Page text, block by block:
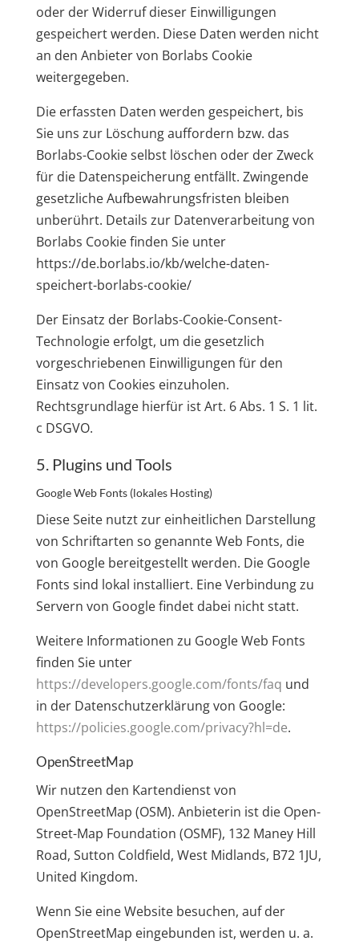
oder der Widerruf dieser Einwilligungen
gespeichert werden. Diese Daten werden nicht
an den Anbieter von Borlabs Cookie
weitergegeben.
Die erfassten Daten werden gespeichert, bis
Sie uns zur Löschung auffordern bzw. das
Borlabs-Cookie selbst löschen oder der Zweck
für die Datenspeicherung entfällt. Zwingende
gesetzliche Aufbewahrungsfristen bleiben
unberührt. Details zur Datenverarbeitung von
Borlabs Cookie finden Sie unter
https://de.borlabs.io/kb/welche-daten-
speichert-borlabs-cookie/
Der Einsatz der Borlabs-Cookie-Consent-
Technologie erfolgt, um die gesetzlich
vorgeschriebenen Einwilligungen für den
Einsatz von Cookies einzuholen.
Rechtsgrundlage hierfür ist Art. 6 Abs. 1 S. 1 lit.
c DSGVO.
5. Plugins und Tools
Google Web Fonts (lokales Hosting)
Diese Seite nutzt zur einheitlichen Darstellung
von Schriftarten so genannte Web Fonts, die
von Google bereitgestellt werden. Die Google
Fonts sind lokal installiert. Eine Verbindung zu
Servern von Google findet dabei nicht statt.
Weitere Informationen zu Google Web Fonts
finden Sie unter
https://developers.google.com/fonts/faq und
in der Datenschutzerklärung von Google:
https://policies.google.com/privacy?hl=de.
OpenStreetMap
Wir nutzen den Kartendienst von
OpenStreetMap (OSM). Anbieterin ist die Open-
Street-Map Foundation (OSMF), 132 Maney Hill
Road, Sutton Coldfield, West Midlands, B72 1JU,
United Kingdom.
Wenn Sie eine Website besuchen, auf der
OpenStreetMap eingebunden ist, werden u. a.